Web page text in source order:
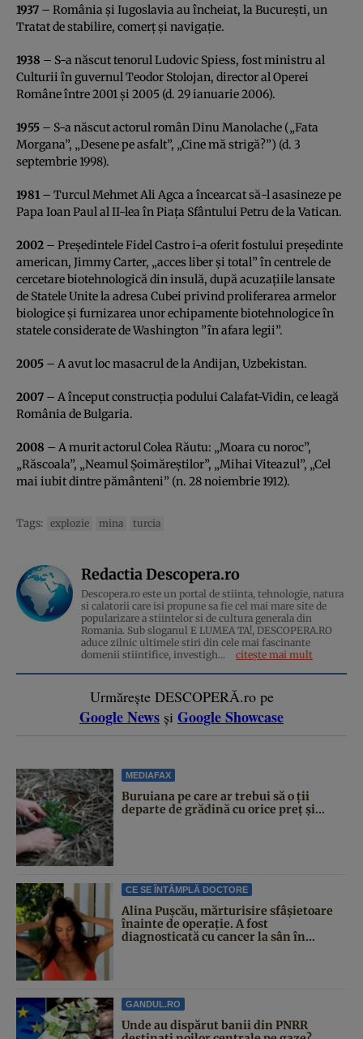
1937 – România şi Iugoslavia au încheiat, la Bucureşti, un
Tratat de stabilire, comerţ şi navigaţie.
1938 – S-a născut tenorul Ludovic Spiess, fost ministru al
Culturii în guvernul Teodor Stolojan, director al Operei
Române între 2001 şi 2005 (d. 29 ianuarie 2006).
1955 – S-a născut actorul român Dinu Manolache („Fata
Morgana”, „Desene pe asfalt”, „Cine mă strigă?”) (d. 3
septembrie 1998).
1981 – Turcul Mehmet Ali Agca a încearcat să-l asasineze pe
Papa Ioan Paul al II-lea în Piaţa Sfântului Petru de la Vatican.
2002 – Preşedintele Fidel Castro i-a oferit fostului preşedinte
american, Jimmy Carter, „acces liber şi total” în centrele de
cercetare biotehnologică din insulă, după acuzaţiile lansate
de Statele Unite la adresa Cubei privind proliferarea armelor
biologice şi furnizarea unor echipamente biotehnologice în
statele considerate de Washington ”în afara legii”.
2005 – A avut loc masacrul de la Andijan, Uzbekistan.
2007 – A început construcţia podului Calafat-Vidin, ce leagă
România de Bulgaria.
2008 – A murit actorul Colea Răutu: „Moara cu noroc”,
„Răscoala”, „Neamul Şoimăreştilor”, „Mihai Viteazul”, „Cel
mai iubit dintre pământeni” (n. 28 noiembrie 1912).
Tags: explozie mina turcia
Redactia Descopera.ro
Descopera.ro este un portal de stiinta, tehnologie, natura
si calatorii care isi propune sa fie cel mai mare site de
popularizare a stiintelor si de cultura generala din
Romania. Sub sloganul E LUMEA TA!, DESCOPERA.RO
aduce zilnic ultimele stiri din cele mai fascinante
domenii stiintifice, investigh...
citește mai mult
Urmărește DESCOPERĂ.ro pe
Google News și Google Showcase
MEDIAFAX
Buruiana pe care ar trebui să o ții
departe de grădină cu orice preț și...
CE SE ÎNTÂMPLĂ DOCTORE
Alina Pușcău, mărturisire sfâșietoare
înainte de operație. A fost
diagnosticată cu cancer la sân în...
GANDUL.RO
Unde au dispărut banii din PNRR